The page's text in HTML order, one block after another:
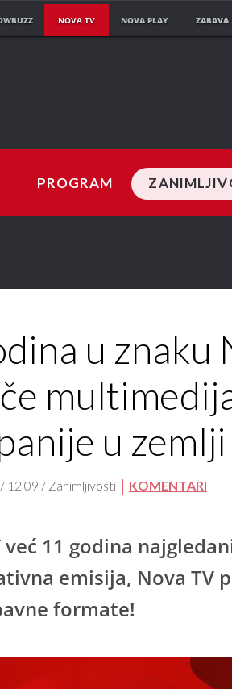
NOVA TV NOVA PLAY ZABAVA
PROGRAM
u znaku
u zemlji
12:09 / Zanimljivosti KOMENTARI
11 godina
emisija, Nova TV
formate!